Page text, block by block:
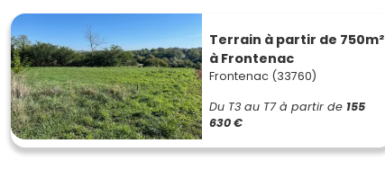
Terrain à partir de 750m²
à Frontenac
Frontenac (33760)
Du T3 au T7 à partir de 155
630 €